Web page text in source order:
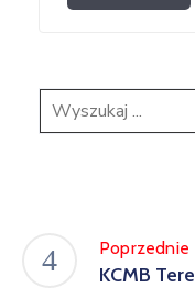
Poprzednie
KCMB